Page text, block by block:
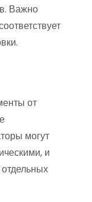
Важно
от
могут
и